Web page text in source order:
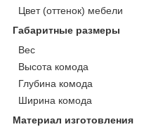
Цвет (оттенок) мебели
Габаритные размеры
Вес
Высота комода
Глубина комода
Ширина комода
Материал изготовления